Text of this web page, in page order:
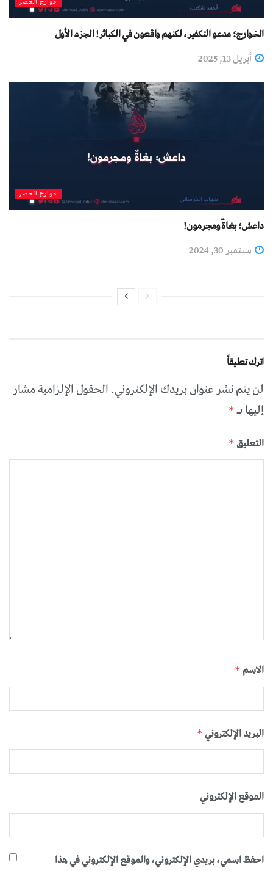
الخوارج؛ مدعو التكفير، لكنهم واقعون في الكبائر! الجزء الأول
أبريل 13, 2025
خوارج العصر
داعش؛ بغاةٌ ومجرمون!
سبتمبر 30, 2024
اترك تعليقاً
لن يتم نشر عنوان بريدك الإلكتروني.الحقول الإلزامية مشار
إليها بـ *
التعليق *
الاسم *
البريد الإلكتروني *
الموقع الإلكتروني
احفظ اسمي، بريدي الإلكتروني، والموقع الإلكتروني في هذا